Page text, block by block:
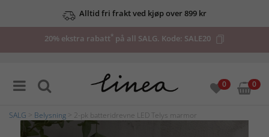
Alltid fri frakt ved kjøp over 899 kr
20% ekstra rabatt* på all SALG. Kode: SALE20
0 0
SALG Belysning > 2-pk batteridrevne LED Telys marmor